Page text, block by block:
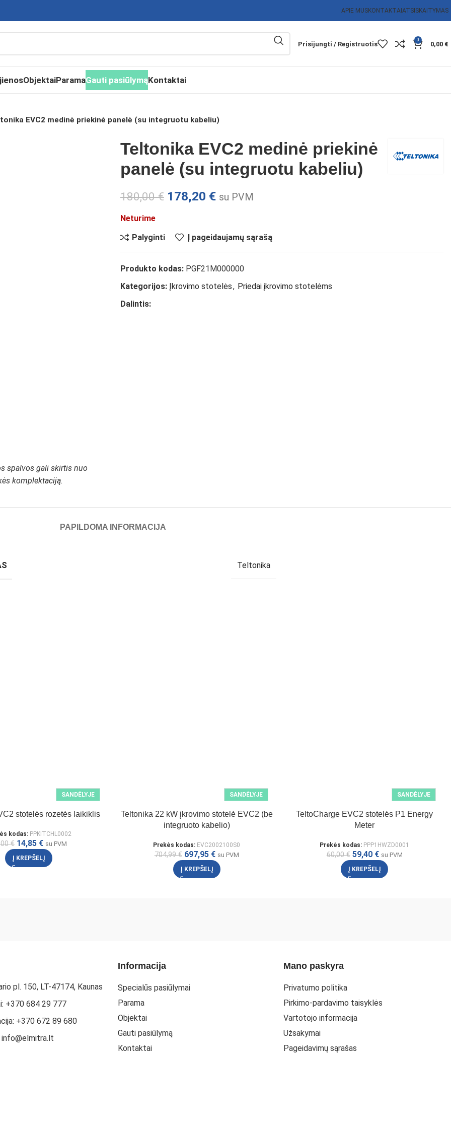
APIE MUSKONTAKTAI ATSISKAITYMAS
Prisijungti / Registruotis
0
0,00 €
ObjektaiParamaGauti pasiūlymąKontaktai
EVC2 medinė priekinė panelė (su integruotu kabeliu)
spalvos gali skirtis nuo
komplektaciją.
Teltonika EVC2 medinė priekinė
panelė (su integruotu kabeliu)
180,00€ 178,20 € su PVM
Neturime
Palyginti
Į pageidaujamų sąrašą
Produkto kodas: PGF21M000000
Kategorijos: Įkrovimo stotelės, Priedai įkrovimo stotelėms
Dalintis:
PAPILDOMA INFORMACIJA
Teltonika
SANDĖLYJE
stotelės rozetės laikiklis
kodas: PPKITCHL0002
€ 14,85 € su PVM
Į KREPŠELĮ
SANDĖLYJE
Teltonika 22 kW įkrovimo stotelė EVC2 (be
integruoto kabelio)
Prekės kodas: EVC2002100S0
704,99€ 697,95 € su PVM
Į KREPŠELĮ
SANDĖLYJE
TeltoCharge EVC2 stotelės P1 Energy
Meter
Prekės kodas: PPP1HWZD0001
60,00€ 59,40 € su PVM
Į KREPŠELĮ
pl. 150, LT-47174, Kaunas
+370 684 29 777
+370 672 89 680
info@elmitra.lt
Informacija
Specialūs pasiūlymai
Parama
Objektai
Gauti pasiūlymą
Kontaktai
Mano paskyra
Privatumo politika
Pirkimo-pardavimo taisyklės
Vartotojo informacija
Užsakymai
Pageidavimų sąrašas